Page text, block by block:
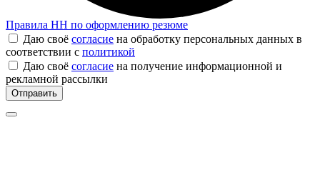
Правила HH по оформлению резюме
Даю своё согласие на обработку персональных данных в
соответствии с политикой
Даю своё согласие на получение информационной и
рекламной рассылки
Отправить